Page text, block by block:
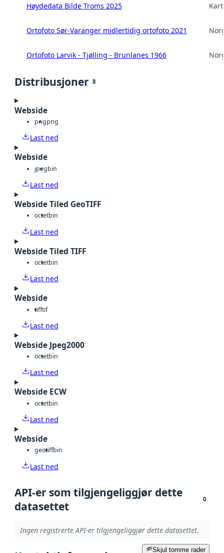
Høydedata Bilde Troms 2025
Ortofoto Sør-Varanger midlertidig ortofoto 2021
Ortofoto Larvik - Tjølling - Brunlanes 1966
Distribusjoner 8
Webside
pngpng
Last ned
Webside
jpegbin
Last ned
Webside Tiled GeoTIFF
octetbin
Last ned
Webside Tiled TIFF
octetbin
Last ned
Webside
tifftif
Last ned
Webside Jpeg2000
octetbin
Last ned
Webside ECW
octetbin
Last ned
Webside
geotiffbin
Last ned
API-er som tilgjengeliggjør dette
datasettet
0
Ingen registrerte API-er tilgjengeliggjør dette datasettet.
Skjul tomme rader